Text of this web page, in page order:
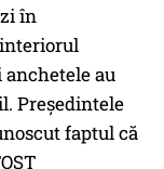
în
anchetele au
Președintele
faptul că